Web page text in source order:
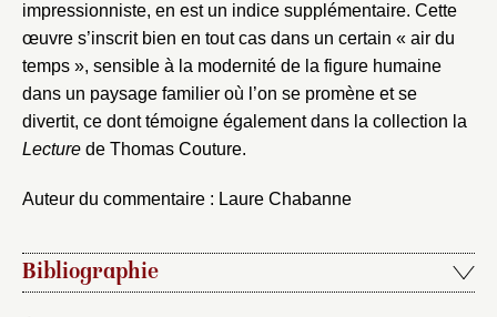
impressionniste, en est un indice supplémentaire. Cette
œuvre s’inscrit bien en tout cas dans un certain « air du
temps », sensible à la modernité de la figure humaine
dans un paysage familier où l’on se promène et se
divertit, ce dont témoigne également dans la collection la
Lecture de Thomas Couture.
Auteur du commentaire : Laure Chabanne
Bibliographie